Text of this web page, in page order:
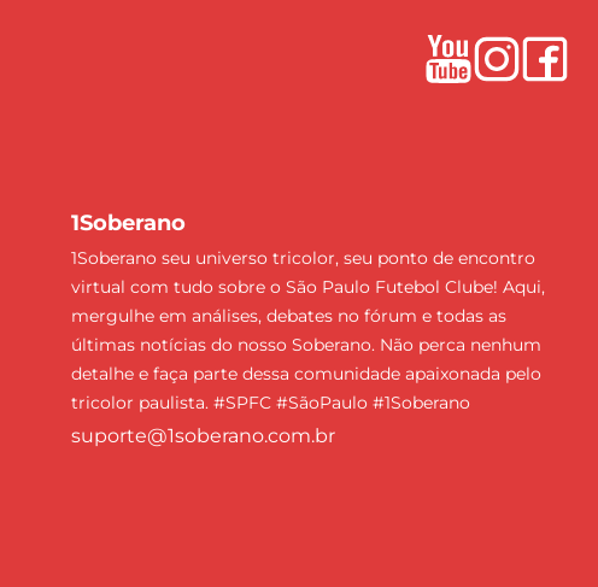
1Soberano
1Soberano seu universo tricolor, seu ponto de encontro
virtual com tudo sobre o São Paulo Futebol Clube! Aqui,
mergulhe em análises, debates no fórum e todas as
últimas notícias do nosso Soberano. Não perca nenhum
detalhe e faça parte dessa comunidade apaixonada pelo
tricolor paulista. #SPFC #SãoPaulo #1Soberano
suporte@1soberano.com.br